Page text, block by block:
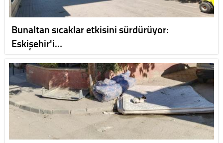
Bunaltan sıcaklar etkisini sürdürüyor:
Eskişehir'i…